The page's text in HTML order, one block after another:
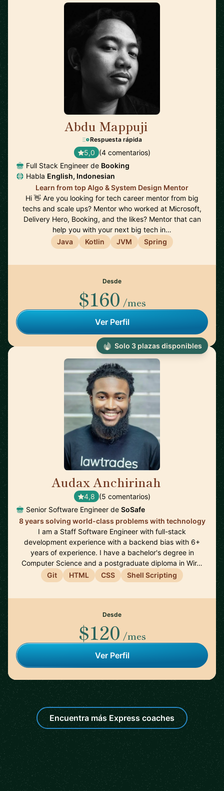
Abdu Mappuji
Respuesta rápida
5,0 (4 comentarios)
Full Stack Engineer de Booking
Habla English, Indonesian
Learn from top Algo & System Design Mentor
Hi 👋 Are you looking for tech career mentor from big
techs and scale ups? Mentor who worked at Microsoft,
Delivery Hero, Booking, and the likes? Mentor that can
help you with your next big tech in…
Java
Kotlin JVM Spring
Desde
$160 /mes
Ver Perfil
Audax Anchirinah
4,8 (5 comentarios)
Senior Software Engineer de SoSafe
8 years solving world-class problems with technology
I am a Staff Software Engineer with full-stack
development experience with a backend bias with 6+
years of experience. I have a bachelor's degree in
Computer Science and a postgraduate diploma in Wir…
Git
HTML CSS Shell Scripting
Desde
$120 /mes
Ver Perfil
Solo 3 plazas disponibles
Encuentra más Express coaches